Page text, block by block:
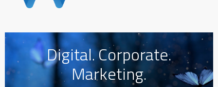
Digital. Corporate.
Marketing.